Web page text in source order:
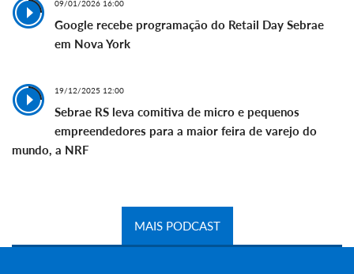
09/01/2026 16:00
Google recebe programação do Retail Day Sebrae
em Nova York
19/12/2025 12:00
Sebrae RS leva comitiva de micro e pequenos
empreendedores para a maior feira de varejo do
mundo, a NRF
MAIS PODCAST